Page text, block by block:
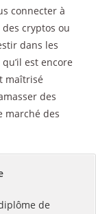
connecter à
cryptos ou
dans les
est encore
maîtrisé
des
marché des
de